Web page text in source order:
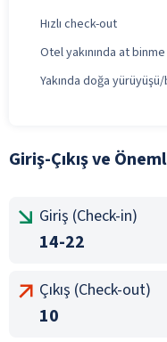
Hızlı check-out
Otel yakınında at binme
Yakında doğa
Giriş-Çıkış ve
Giriş (Check-in)
14-22
Çıkış (Check-out)
10